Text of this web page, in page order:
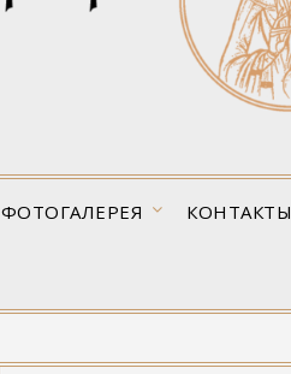
ФОТОГАЛЕРЕЯ КОНТАКТЫ